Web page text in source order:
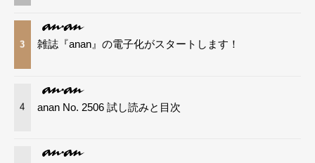
3 雑誌『anan』の電子化がスタートします！
4 anan No. 2506 試し読みと目次